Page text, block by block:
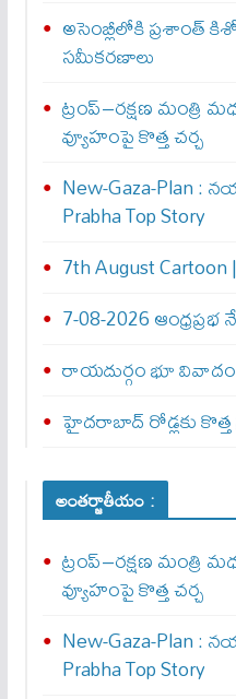
అసెంబ్లీలోకి ప్రశాంత్
సమీకరణాలు
ట్రంప్–రక్షణ మంత్రి
వ్యూహంపై కొత్త చర్చ
New-Gaza-Plan :
Prabha Top Story
7th August Cartoon
7-08-2026
రాయదుర్గం భూ
హైదరాబాద్ రోడ్లకు కొత్త
అంతర్జాతీయం :
ట్రంప్–రక్షణ మంత్రి
వ్యూహంపై కొత్త చర్చ
New-Gaza-Plan :
Prabha Top Story